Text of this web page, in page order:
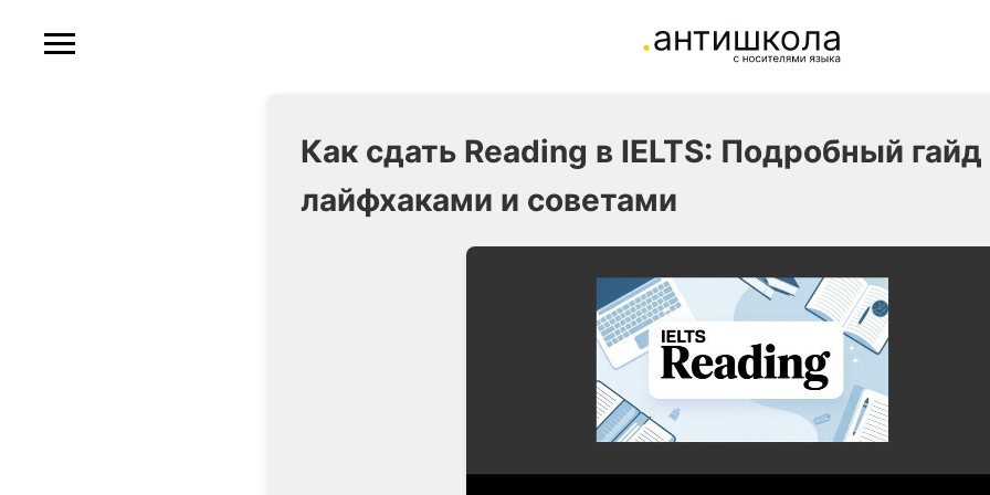
Как сдать Reading в IELTS: Подробный гайд
лайфхаками и советами